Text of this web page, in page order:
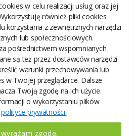
w celu realizacji usług oraz jej
również pliki cookies
korzystania z zewnętrznych narzędzi
lub społecznościowych.
pośrednictwem wspomnianych
są też przez dostawców narzędzi
warunki przechowywania lub
w Twojej przeglądarce. Dalsze
Twoją zgodę na ich użycie.
o wykorzystaniu plików
polityce prywatności.
zgodę.